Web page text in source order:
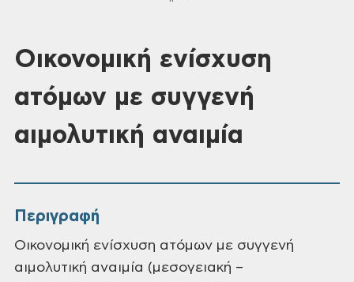
Οικονομική ενίσχυση
ατόμων με συγγενή
αιμολυτική αναιμία
Περιγραφή
Οικονομική ενίσχυση ατόμων με συγγενή
αιμολυτική αναιμία (μεσογειακή –